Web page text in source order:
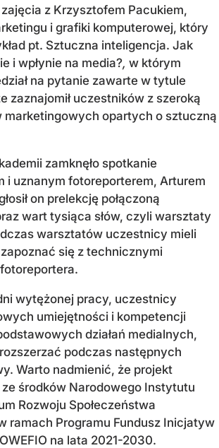
z Krzysztofem Pacukiem,
i grafiki komputerowej, który
pt. Sztuczna inteligencja. Jak
i wpłynie na media?, w którym
na pytanie zawarte w tytule
zaznajomił uczestników z szeroką
marketingowych opartych o sztuczną
zamknęło spotkanie
i uznanym fotoreporterem, Arturem
on prelekcję połączoną
wart tysiąca słów, czyli warsztaty
warsztatów uczestnicy mieli
zapoznać się z technicznymi
wytężonej pracy, uczestnicy
umiejętności i kompetencji
działań medialnych,
podczas następnych
Warto nadmienić, że projekt
środków Narodowego Instytutu
Rozwoju Społeczeństwa
ramach Programu Fundusz Inicjatyw
na lata 2021-2030.